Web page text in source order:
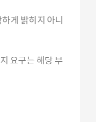
게 밝히지 아니
요구는 해당 부